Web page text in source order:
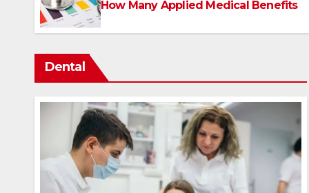
How Many Applied Medical Benefits
Dental